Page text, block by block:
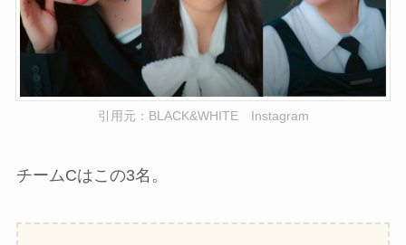
引用元：BLACK&WHITE Instagram
チームCはこの3名。